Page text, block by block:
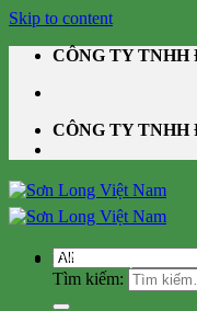
Skip to content
CÔNG TY
CÔNG TY
Tìm kiếm:
DANH MỤC SẢN